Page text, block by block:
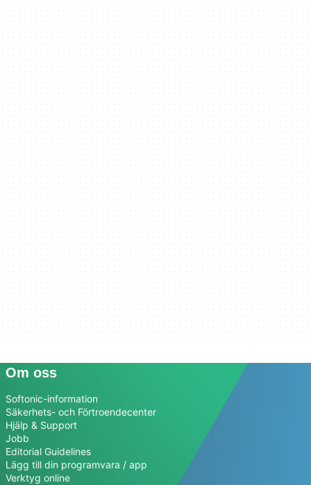
Om oss
Softonic-information
Säkerhets- och Förtroendecenter
Hjälp & Support
Jobb
Editorial Guidelines
Lägg till din programvara / app
Verktyg online